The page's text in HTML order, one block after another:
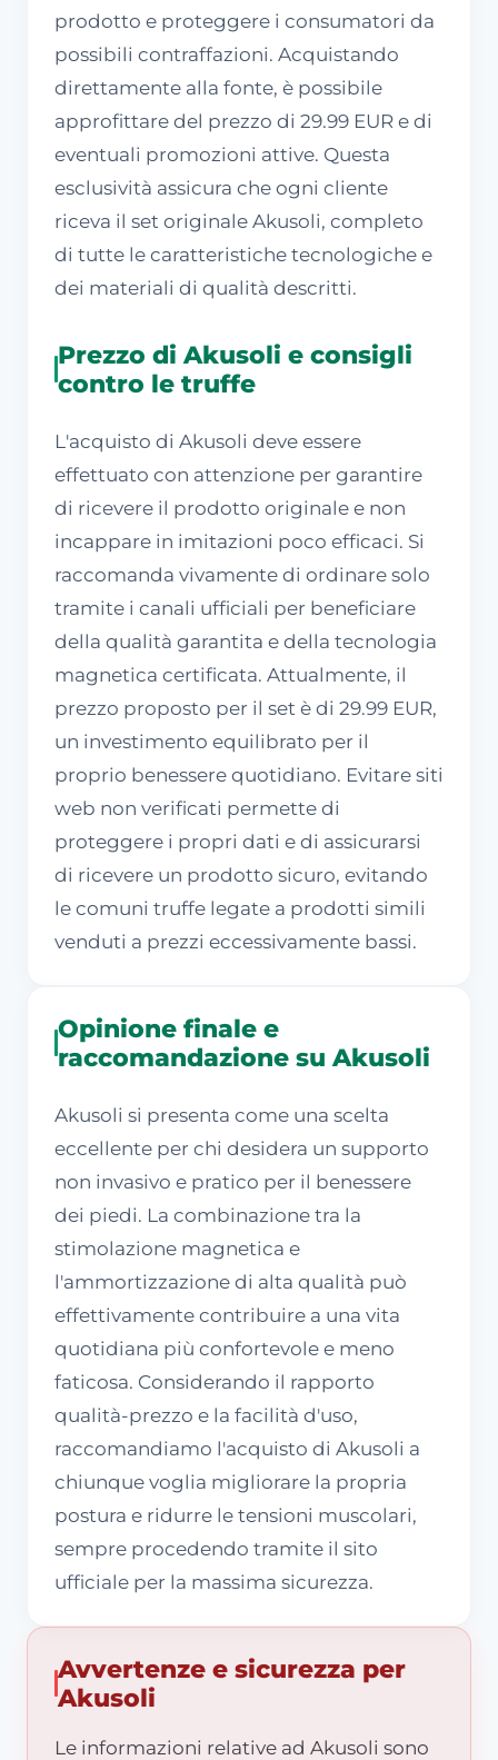
prodotto e proteggere i consumatori da
possibili contraffazioni. Acquistando
direttamente alla fonte, è possibile
approfittare del prezzo di 29.99 EUR e di
eventuali promozioni attive. Questa
esclusività assicura che ogni cliente
riceva il set originale Akusoli, completo
di tutte le caratteristiche tecnologiche e
dei materiali di qualità descritti.
Prezzo di Akusoli e consigli
contro le truffe
L'acquisto di Akusoli deve essere
effettuato con attenzione per garantire
di ricevere il prodotto originale e non
incappare in imitazioni poco efficaci. Si
raccomanda vivamente di ordinare solo
tramite i canali ufficiali per beneficiare
della qualità garantita e della tecnologia
magnetica certificata. Attualmente, il
prezzo proposto per il set è di 29.99 EUR,
un investimento equilibrato per il
proprio benessere quotidiano. Evitare siti
web non verificati permette di
proteggere i propri dati e di assicurarsi
di ricevere un prodotto sicuro, evitando
le comuni truffe legate a prodotti simili
venduti a prezzi eccessivamente bassi.
Opinione finale e
raccomandazione su Akusoli
Akusoli si presenta come una scelta
eccellente per chi desidera un supporto
non invasivo e pratico per il benessere
dei piedi. La combinazione tra la
stimolazione magnetica e
l'ammortizzazione di alta qualità può
effettivamente contribuire a una vita
quotidiana più confortevole e meno
faticosa. Considerando il rapporto
qualità-prezzo e la facilità d'uso,
raccomandiamo l'acquisto di Akusoli a
chiunque voglia migliorare la propria
postura e ridurre le tensioni muscolari,
sempre procedendo tramite il sito
ufficiale per la massima sicurezza.
Avvertenze e sicurezza per
Akusoli
Le informazioni relative ad Akusoli sono